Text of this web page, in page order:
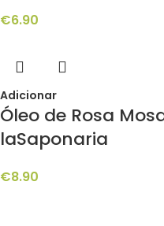
€6.90
Adicionar
Óleo de Rosa
laSaponaria
€8.90